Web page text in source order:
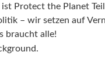
ist Protect the Planet
– wir setzen auf
braucht alle!